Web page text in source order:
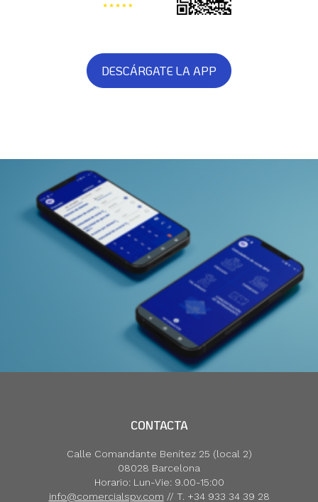
DESCÁRGATE LA APP
CONTACTA
Calle Comandante Benítez 25 (local 2)
08028 Barcelona
Horario: Lun-Vie: 9.00-15:00
info@comercialspv.com // T. +34 933 34 39 28